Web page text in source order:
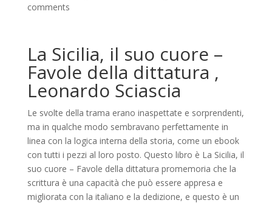
comments
La Sicilia, il suo cuore –
Favole della dittatura ,
Leonardo Sciascia
Le svolte della trama erano inaspettate e sorprendenti,
ma in qualche modo sembravano perfettamente in
linea con la logica interna della storia, come un ebook
con tutti i pezzi al loro posto. Questo libro è La Sicilia, il
suo cuore – Favole della dittatura promemoria che la
scrittura è una capacità che può essere appresa e
migliorata con la italiano e la dedizione, e questo è un